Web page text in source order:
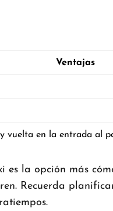
Ventajas
vuelta en la entrada al
es la opción más
Recuerda